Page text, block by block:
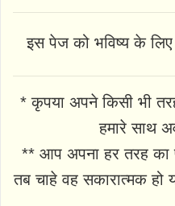
इस पेज को भविष्य के लिए
* कृपया अपने किसी भी
हमारे साथ
** आप अपना हर तरह
तब चाहे वह सकारात्मक हो